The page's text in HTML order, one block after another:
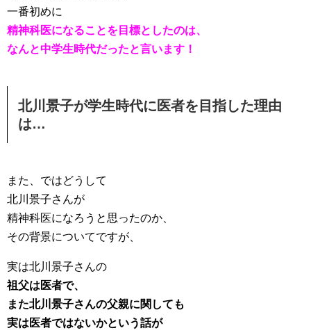
一番初めに
精神科医になることを目標としたのは、
なんと中学生時代だったと言います！
北川景子が学生時代に医者を目指した理由
は…
また、ではどうして
北川景子さんが
精神科医になろうと思ったのか、
その背景についてですが、
実は北川景子さんの
祖父は医者で、
また北川景子さんの父親に関しても
実は医者ではないかという話が